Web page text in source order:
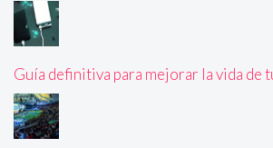
Guía definitiva para mejorar la vida de